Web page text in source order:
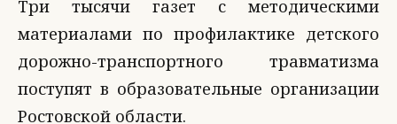
Три тысячи газет с методическими
материалами по профилактике детского
дорожно-транспортного травматизма
поступят в образовательные организации
Ростовской области.